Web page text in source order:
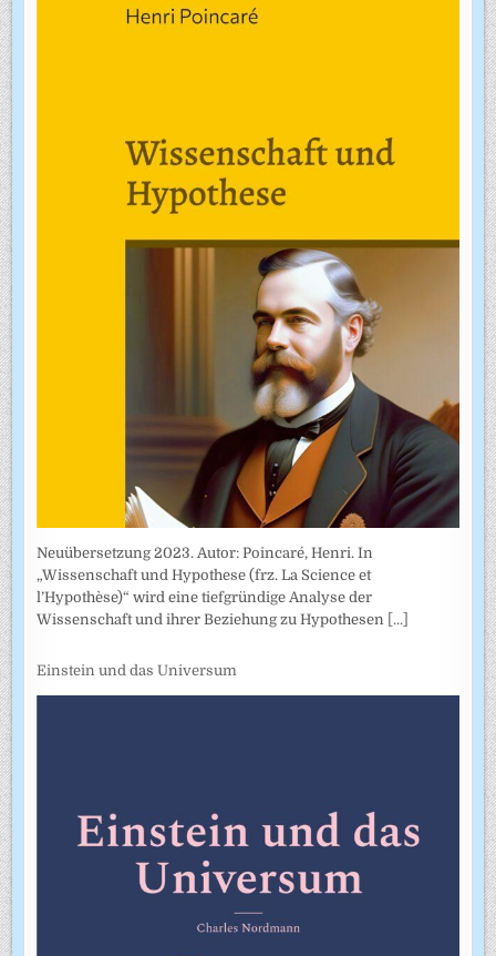
Neuübersetzung 2023. Autor: Poincaré, Henri. In
„Wissenschaft und Hypothese (frz. La Science et
l’Hypothèse)“ wird eine tiefgründige Analyse der
Wissenschaft und ihrer Beziehung zu Hypothesen [...]
Einstein und das Universum